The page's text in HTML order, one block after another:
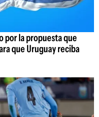
por la propuesta que
que Uruguay reciba